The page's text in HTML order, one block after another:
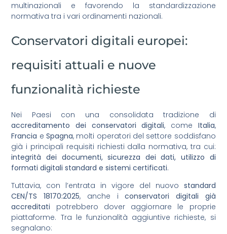
multinazionali e favorendo la standardizzazione
normativa tra i vari ordinamenti nazionali.
Conservatori digitali europei:
requisiti attuali e nuove
funzionalità richieste
Nei Paesi con una consolidata tradizione di
accreditamento dei conservatori digitali, come Italia,
Francia eSpagna, molti operatori del settore soddisfano
già i principali requisiti richiesti dalla normativa, tra cui:
integrità dei documenti, sicurezza dei dati, utilizzo di
formati digitali standard e sistemi certificati.
Tuttavia, con l’entrata in vigore del nuovo standard
CEN/TS 18170:2025, anche iconservatori digitali già
accreditati potrebbero dover aggiornare le proprie
piattaforme. Tra le funzionalità aggiuntive richieste, si
segnalano: